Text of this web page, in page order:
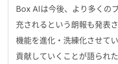
Box AIは今後、より多くの
充されるという朗報も発表
機能を進化・洗練化させて
貢献していくことが語られた